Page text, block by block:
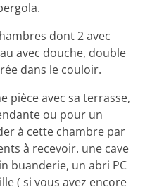
dont 2 avec
avec douche, double
dans le couloir.
pièce avec sa terrasse,
ou pour un
à cette chambre par
à recevoir. une cave
buanderie, un abri PC
( si vous avez encore